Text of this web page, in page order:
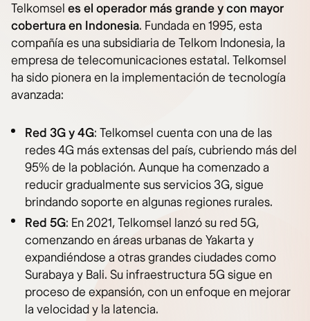
Telkomsel es el operador más grande y con mayor
cobertura en Indonesia. Fundada en 1995, esta
compañía es una subsidiaria de Telkom Indonesia, la
empresa de telecomunicaciones estatal. Telkomsel
ha sido pionera en la implementación de tecnología
avanzada:
Red 3G y 4G: Telkomsel cuenta con una de las
redes 4G más extensas del país, cubriendo más del
95% de la población. Aunque ha comenzado a
reducir gradualmente sus servicios 3G, sigue
brindando soporte en algunas regiones rurales.
Red 5G: En 2021, Telkomsel lanzó su red 5G,
comenzando en áreas urbanas de Yakarta y
expandiéndose a otras grandes ciudades como
Surabaya y Bali. Su infraestructura 5G sigue en
proceso de expansión, con un enfoque en mejorar
la velocidad y la latencia.